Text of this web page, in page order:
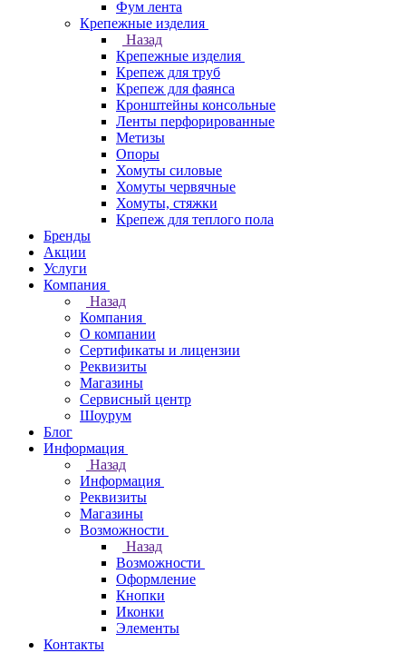
Фум лента
Крепежные изделия
Назад
Крепежные изделия
Крепеж для труб
Крепеж для фаянса
Кронштейны консольные
Ленты перфорированные
Метизы
Опоры
Хомуты силовые
Хомуты червячные
Хомуты, стяжки
Крепеж для теплого пола
Бренды
Акции
Услуги
Компания
Назад
Компания
О компании
Сертификаты и лицензии
Реквизиты
Магазины
Сервисный центр
Шоурум
Блог
Информация
Назад
Информация
Реквизиты
Магазины
Возможности
Назад
Возможности
Оформление
Кнопки
Иконки
Элементы
Контакты